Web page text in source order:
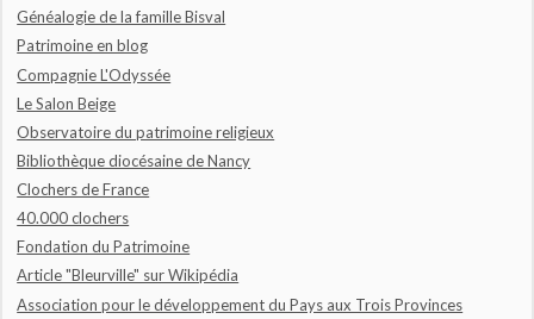
Généalogie de la famille Bisval
Patrimoine en blog
Compagnie L'Odyssée
Le Salon Beige
Observatoire du patrimoine religieux
Bibliothèque diocésaine de Nancy
Clochers de France
40.000 clochers
Fondation du Patrimoine
Article "Bleurville" sur Wikipédia
Association pour le développement du Pays aux Trois Provinces